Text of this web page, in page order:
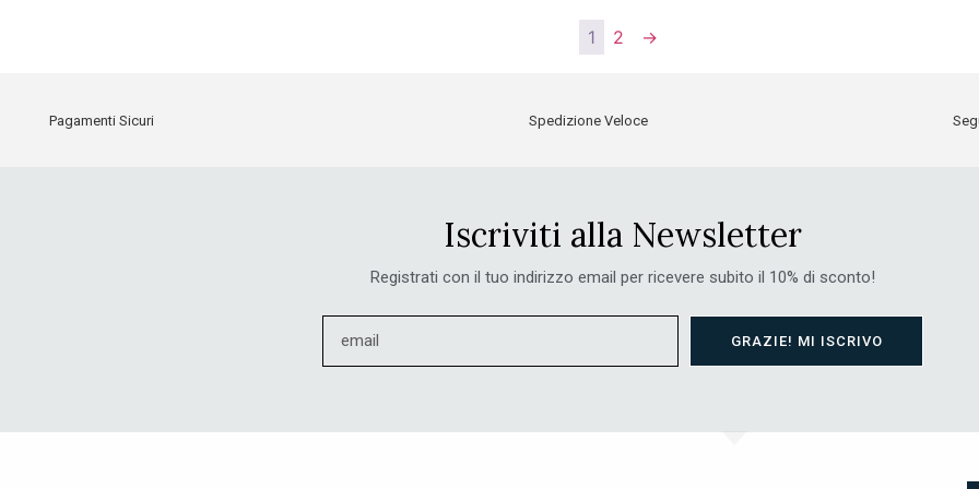
1 2 →
Pagamenti Sicuri Spedizione Veloce
Iscriviti alla Newsletter
Registrati con il tuo indirizzo email per ricevere subito il 10% di sconto!
GRAZIE! MI ISCRIVO